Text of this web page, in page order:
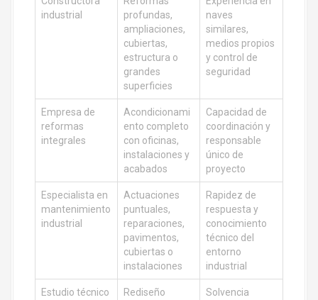
industrial
profundas,
ampliaciones,
cubiertas,
estructura o
grandes
superficies
naves
similares,
medios propios
y control de
seguridad
Empresa de
reformas
integrales
Acondicionami
ento completo
con oficinas,
instalaciones y
acabados
Capacidad de
coordinación y
responsable
único de
proyecto
Especialista en
mantenimiento
industrial
Actuaciones
puntuales,
reparaciones,
pavimentos,
cubiertas o
instalaciones
Rapidez de
respuesta y
conocimiento
técnico del
entorno
industrial
Estudio técnico
Rediseño
Solvencia